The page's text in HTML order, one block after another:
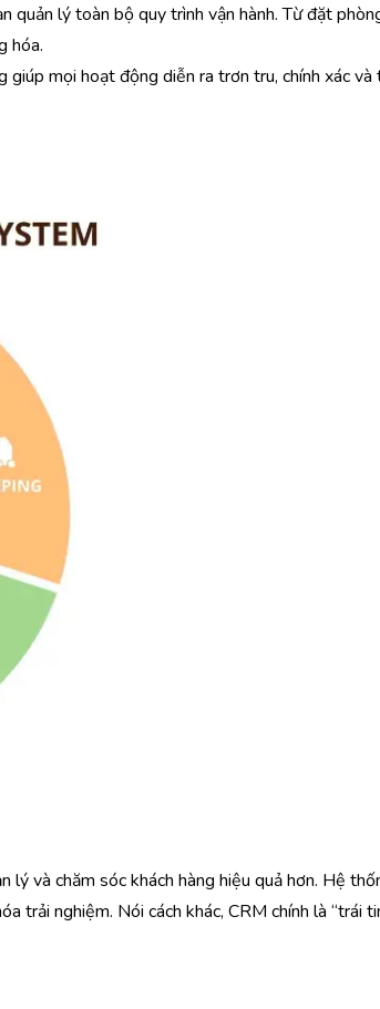
lý toàn bộ quy trình vận hành. Từ đặt
hóa.
giúp mọi hoạt động diễn ra trơn tru, chính xác
lý và chăm sóc khách hàng hiệu quả hơn. Hệ
trải nghiệm. Nói cách khác, CRM chính là “trái